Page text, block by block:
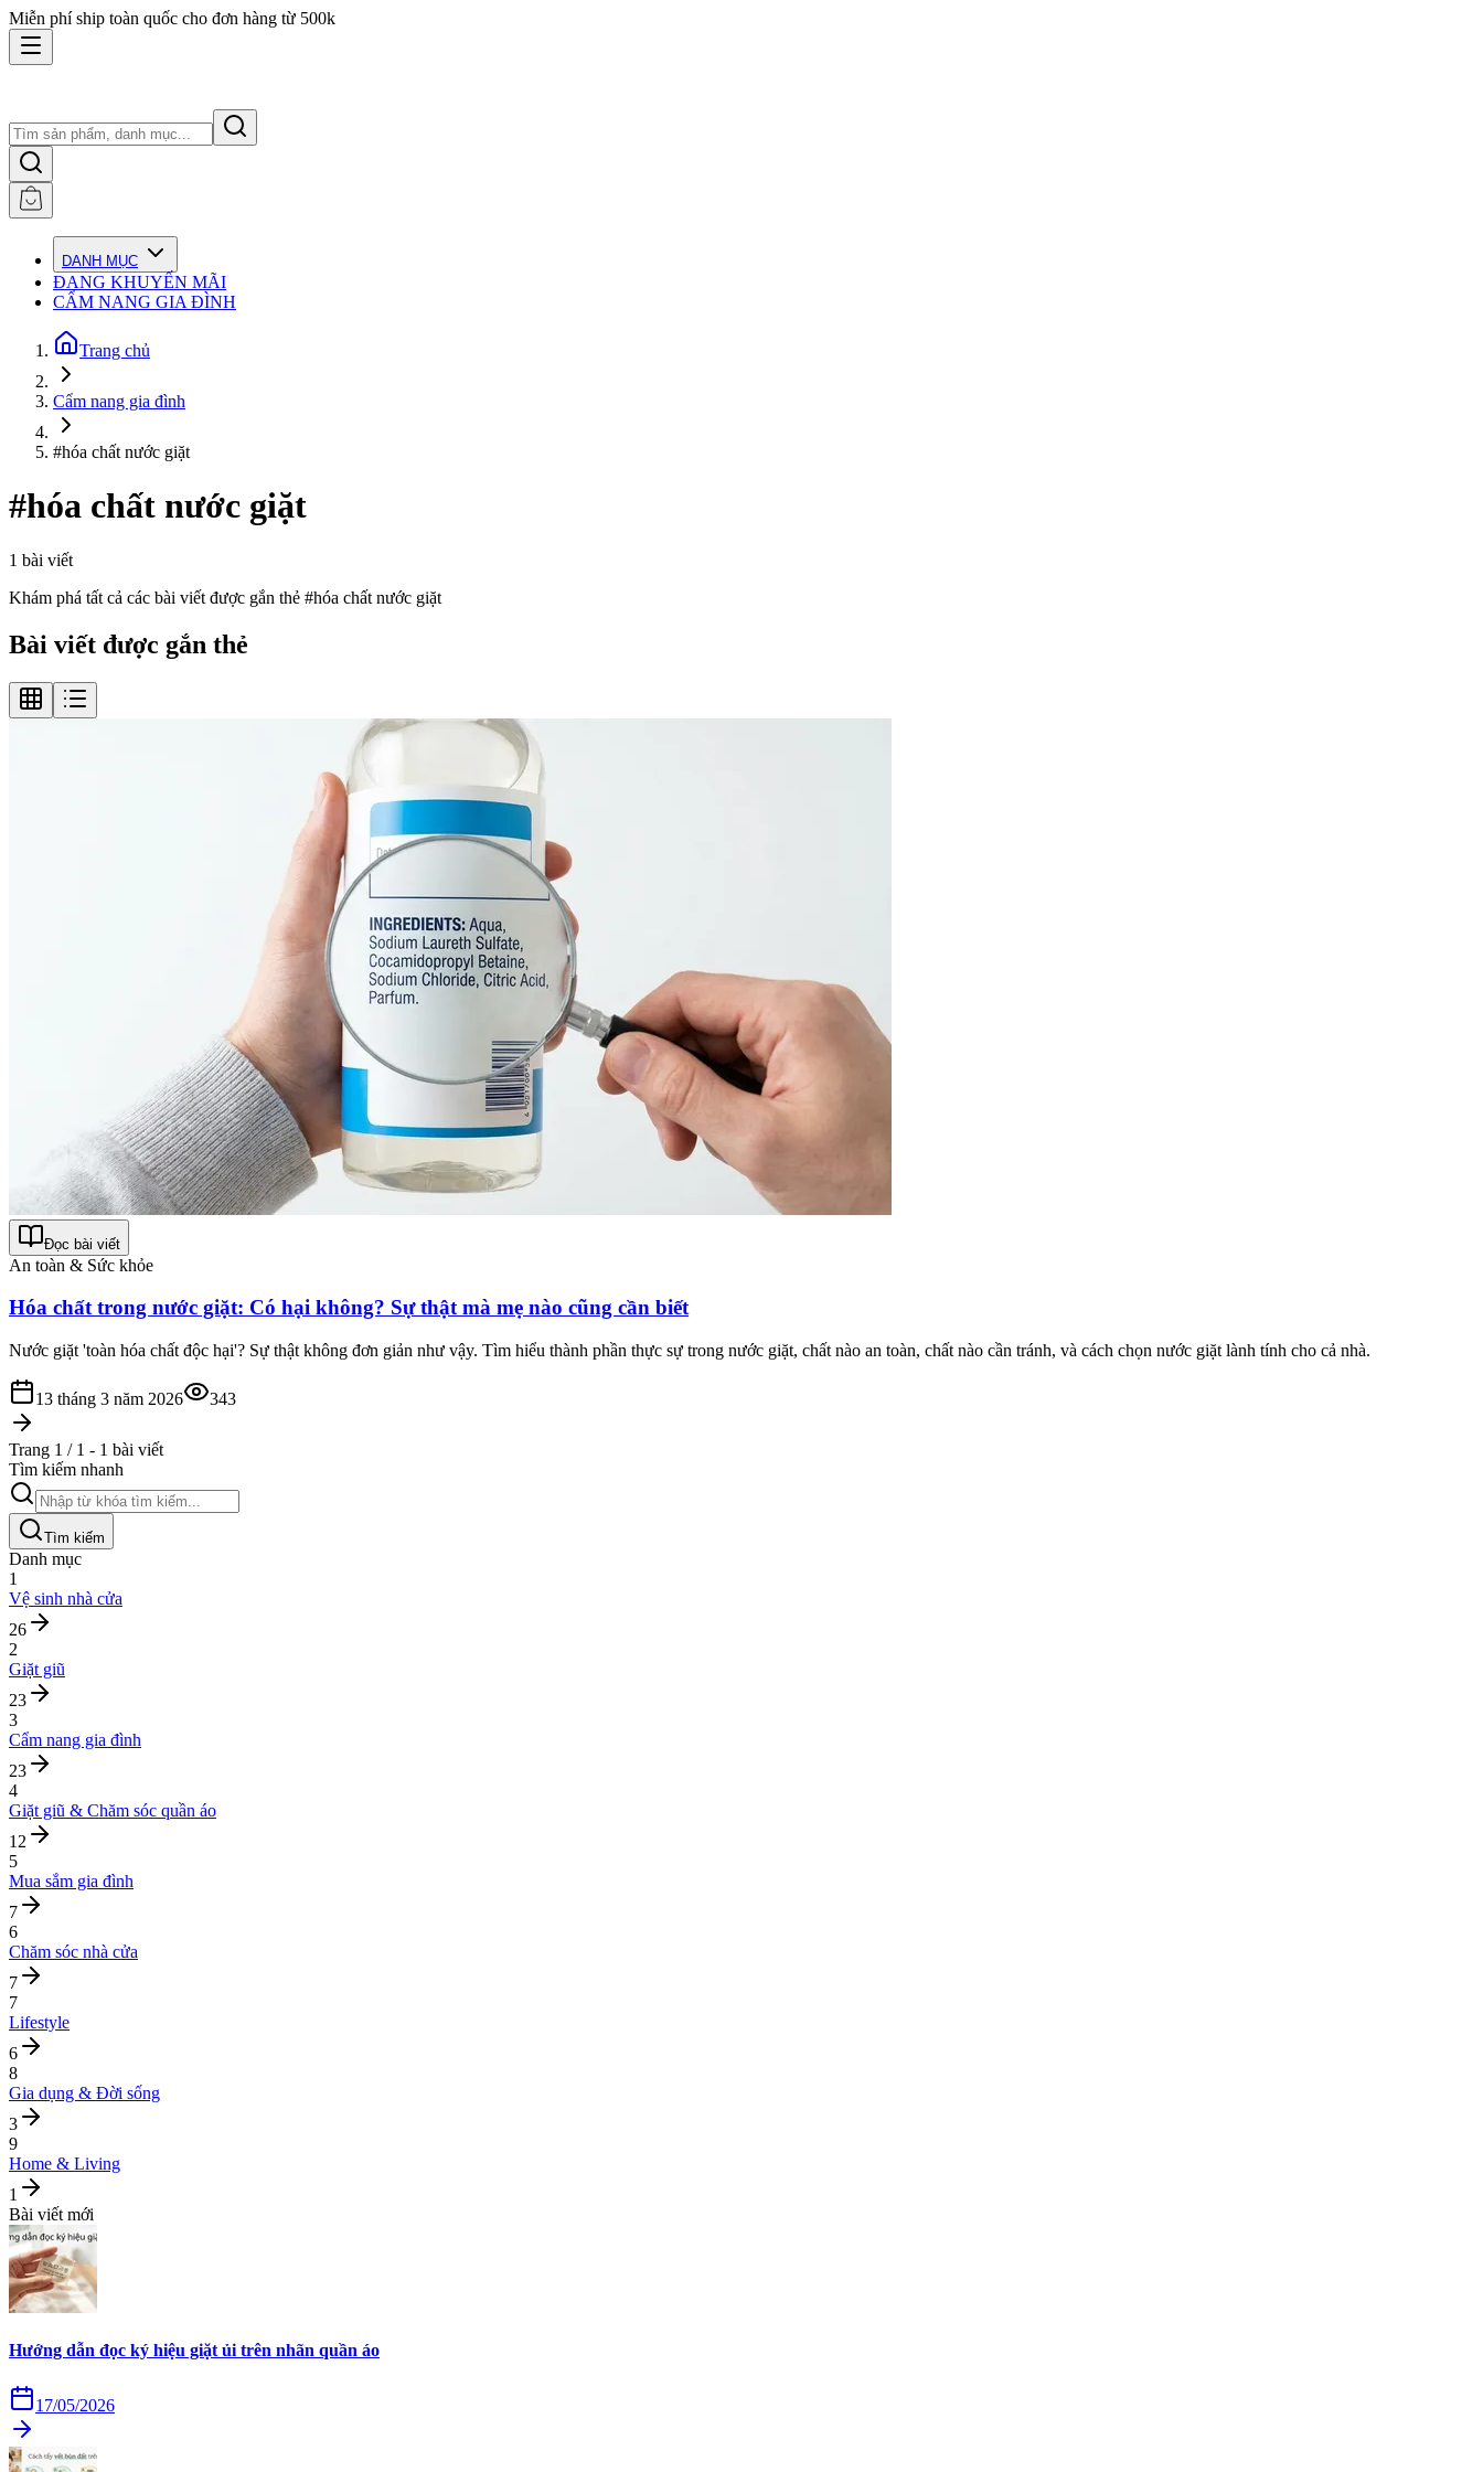
Miễn phí ship toàn quốc cho đơn hàng từ 500k
DANH MỤC
ĐANG KHUYẾN MÃI
CẨM NANG GIA ĐÌNH
Trang chủ
Cẩm nang gia đình
#hóa chất nước giặt
#hóa chất nước giặt
1 bài viết
Khám phá tất cả các bài viết được gắn thẻ #hóa chất nước giặt
Bài viết được gắn thẻ
Đọc bài viết
An toàn & Sức khỏe
Hóa chất trong nước giặt: Có hại không? Sự thật mà mẹ nào cũng cần biết
Nước giặt 'toàn hóa chất độc hại'? Sự thật không đơn giản như vậy. Tìm hiểu thành phần thực sự trong nước giặt, chất nào an toàn, chất nào cần tránh, và cách chọn nước giặt lành tính cho cả nhà.
13 tháng 3 năm 2026 343
Trang 1 / 1 - 1 bài viết
Tìm kiếm nhanh
Tìm kiếm
Danh mục
1
Vệ sinh nhà cửa
26
2
Giặt giũ
23
3
Cẩm nang gia đình
23
4
Giặt giũ & Chăm sóc quần áo
12
5
Mua sắm gia đình
7
6
Chăm sóc nhà cửa
7
7
Lifestyle
6
8
Gia dụng & Đời sống
3
9
Home & Living
1
Bài viết mới
Hướng dẫn đọc ký hiệu giặt ủi trên nhãn quần áo
17/05/2026